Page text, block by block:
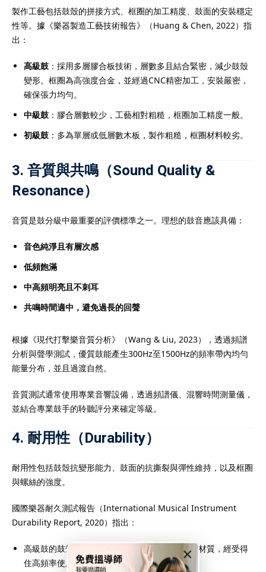
×
製作工藝包括鼓殼的拼接方式、框圈的加工精度、鼓面的安裝穩定
性等。據《樂器製造工藝技術報告》（Huang & Chen, 2022）指
出：
高級鼓 ：採用多層膠合板技術，層數多且結合緊密，減少鼓殼
變形。框圈為高強度合金，並經過CNC精密加工，安裝嚴密，
確保張力均勻。
中級鼓 ：膠合層數較少，工藝相對粗糙，框圈加工精度一般。
初級鼓 ：多為單層或低層數木板，製作粗糙，框圈材料較劣。
3. 音質與共鳴（Sound Quality &
Resonance）
音質是鼓分級中最重要的評價標準之一。理想的鼓音應該具備：
音色純淨且有層次感
低頻飽滿
中高頻明亮且不刺耳
共鳴時間適中，避免過長的回聲
根據《現代打擊樂音質分析》（Wang & Liu, 2023），透過頻譜
分析與聲學測試，優質鼓能產生300Hz至1500Hz的頻率帶內均勻
能量分布，並且過渡自然。
音質測試通常使用專業音響設備，透過頻譜儀、混響時間測量儀，
並結合專業鼓手的聆聽評分來確定等級。
4. 耐用性（Durability）
耐用性包括鼓殼抗變形能力、鼓面的抗撕裂與彈性維持，以及框圈
與螺絲的強度。
國際樂器耐久測試報告（International Musical Instrument
Durability Report, 2020）指出：
高級鼓的鼓殼經過防潮、防裂處理，框圈為合金材質，經受得
住高頻率使用及高張力調整。